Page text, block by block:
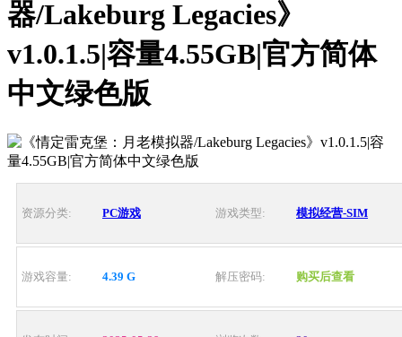
器/Lakeburg Legacies》
v1.0.1.5|容量4.55GB|官方简体
中文绿色版
资源分类: PC游戏 游戏类型: 模拟经营-SIM
游戏容量: 4.39 G 解压密码: 购买后查看